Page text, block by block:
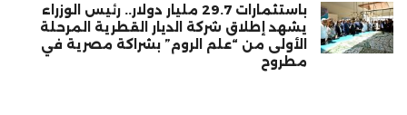
باستثمارات 29.7 مليار دولار.. رئيس الوزراء
يشهد إطلاق شركة الديار القطرية المرحلة
الأولى من “علم الروم” بشراكة مصرية في
مطروح